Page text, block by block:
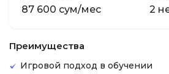
87 600 сум/мес 2
Преимущества
Игровой подход в обучении